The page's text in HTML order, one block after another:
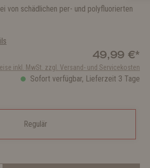
von schädlichen per- und polyfluorierten
49,99 €*
inkl. MwSt. zzgl. Versand- und Servicekosten
Sofort verfügbar, Lieferzeit 3 Tage
Regulär